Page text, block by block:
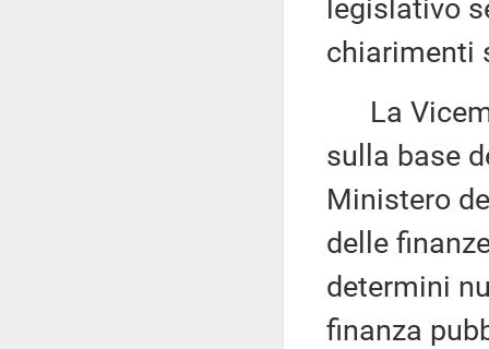
legislativo
chiarimenti
La
sulla base
Ministero
delle
determini
finanza